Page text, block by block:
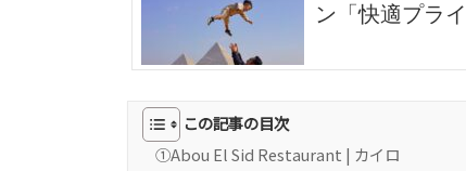
ン「快適プラ
この記事の目次
①Abou El Sid Restaurant | カイロ